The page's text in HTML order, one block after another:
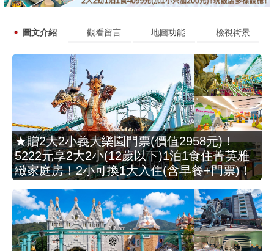
圖文介紹 觀看留言 地圖功能 檢視街景
★贈2大2小義大樂園門票(價值2958元)！
5222元享2大2小(12歲以下)1泊1食住菁英雅
緻家庭房！2小可換1大入住(含早餐+門票)！